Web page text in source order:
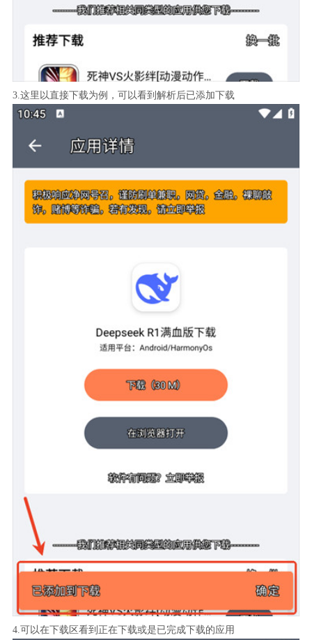
3.这里以直接下载为例，可以看到解析后已添加下载
4.可以在下载区看到正在下载或是已完成下载的应用